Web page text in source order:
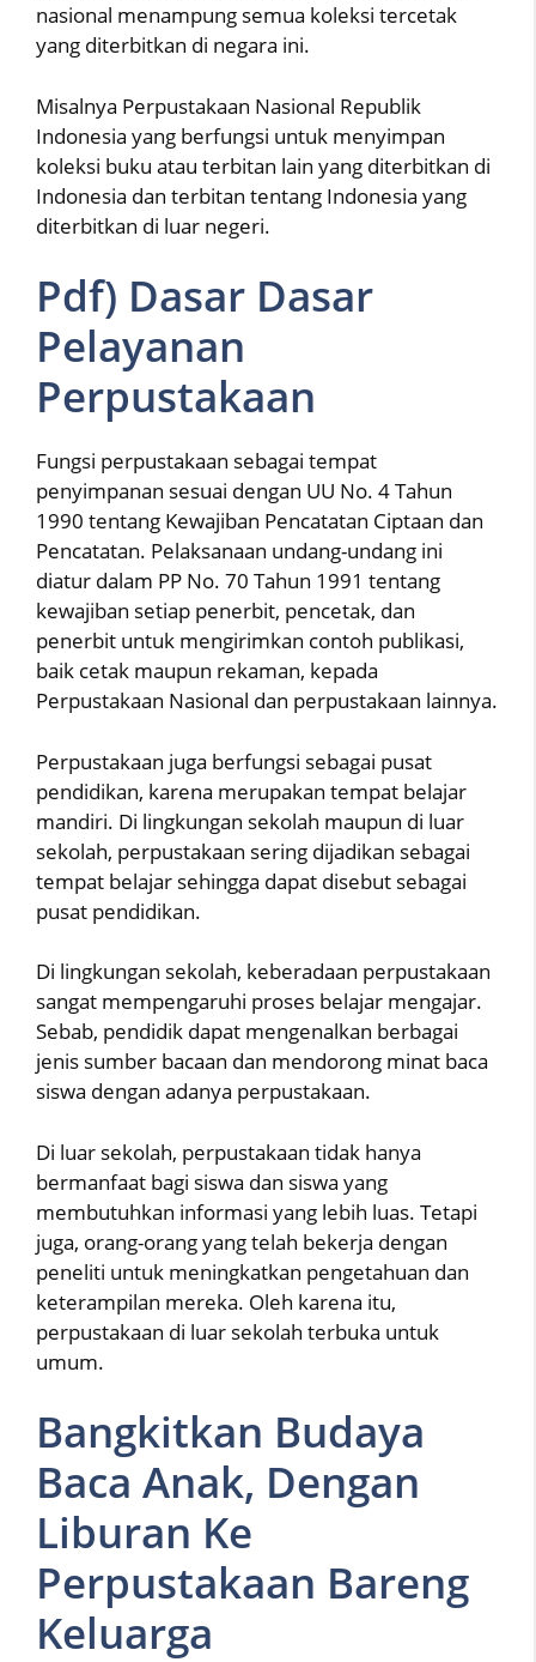
nasional menampung semua koleksi tercetak
yang diterbitkan di negara ini.
Misalnya Perpustakaan Nasional Republik
Indonesia yang berfungsi untuk menyimpan
koleksi buku atau terbitan lain yang diterbitkan di
Indonesia dan terbitan tentang Indonesia yang
diterbitkan di luar negeri.
Pdf) Dasar Dasar
Pelayanan
Perpustakaan
Fungsi perpustakaan sebagai tempat
penyimpanan sesuai dengan UU No. 4 Tahun
1990 tentang Kewajiban Pencatatan Ciptaan dan
Pencatatan. Pelaksanaan undang-undang ini
diatur dalam PP No. 70 Tahun 1991 tentang
kewajiban setiap penerbit, pencetak, dan
penerbit untuk mengirimkan contoh publikasi,
baik cetak maupun rekaman, kepada
Perpustakaan Nasional dan perpustakaan lainnya.
Perpustakaan juga berfungsi sebagai pusat
pendidikan, karena merupakan tempat belajar
mandiri. Di lingkungan sekolah maupun di luar
sekolah, perpustakaan sering dijadikan sebagai
tempat belajar sehingga dapat disebut sebagai
pusat pendidikan.
Di lingkungan sekolah, keberadaan perpustakaan
sangat mempengaruhi proses belajar mengajar.
Sebab, pendidik dapat mengenalkan berbagai
jenis sumber bacaan dan mendorong minat baca
siswa dengan adanya perpustakaan.
Di luar sekolah, perpustakaan tidak hanya
bermanfaat bagi siswa dan siswa yang
membutuhkan informasi yang lebih luas. Tetapi
juga, orang-orang yang telah bekerja dengan
peneliti untuk meningkatkan pengetahuan dan
keterampilan mereka. Oleh karena itu,
perpustakaan di luar sekolah terbuka untuk
umum.
Bangkitkan Budaya
Baca Anak, Dengan
Liburan Ke
Perpustakaan Bareng
Keluarga